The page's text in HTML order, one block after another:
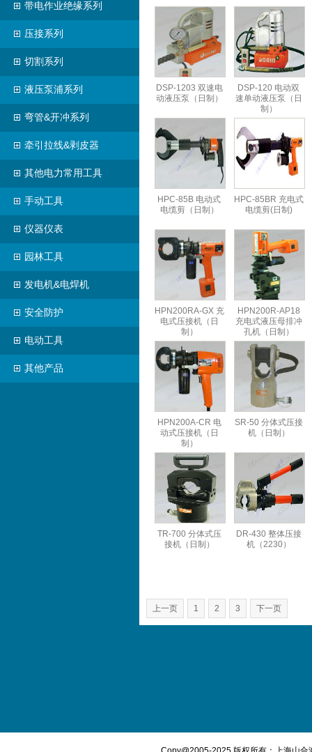
带电作业绝缘系列
压接系列
切割系列
液压泵浦系列
弯管&开冲系列
牵引拉线&剥皮器
其他电力常用工具
手动工具
仪器仪表
园林工具
发电机&电焊机
安全防护
电动工具
其他产品
DSP-1203 双速电
动液压泵（日制）
DSP-120 电动双
速单动液压泵（日
制）
HPC-85B 电动式
电缆剪（日制）
HPC-85BR 充电式
电缆剪(日制)
HPN200RA-GX 充
电式压接机（日
制）
HPN200R-AP18
充电式液压母排冲
孔机（日制）
HPN200A-CR 电
动式压接机（日
制）
SR-50 分体式压接
机（日制）
TR-700 分体式压
接机（日制）
DR-430 整体压接
机（2230）
上一页 1 2 3 下一页